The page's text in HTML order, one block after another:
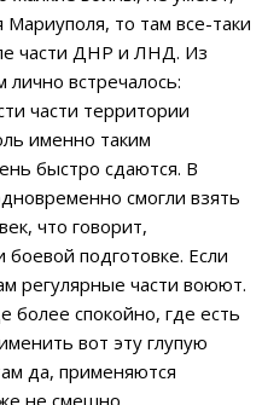
Мариуполя, то там все-таки
части ДНР и ЛНД. Из
лично встречалось:
части территории
именно таким
быстро сдаются. В
смогли взять
что говорит,
подготовке. Если
регулярные части воюют.
более спокойно, где есть
вот эту глупую
да, применяются